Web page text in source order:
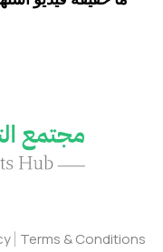
Terms & Conditions